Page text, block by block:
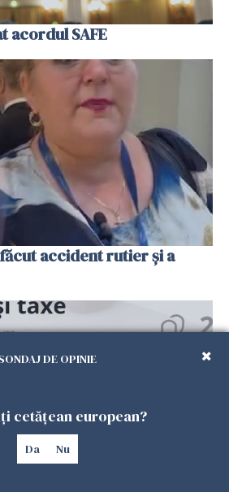
acordul SAFE
accident rutier și a
DE OPINIE
cetățean european?
Da Nu